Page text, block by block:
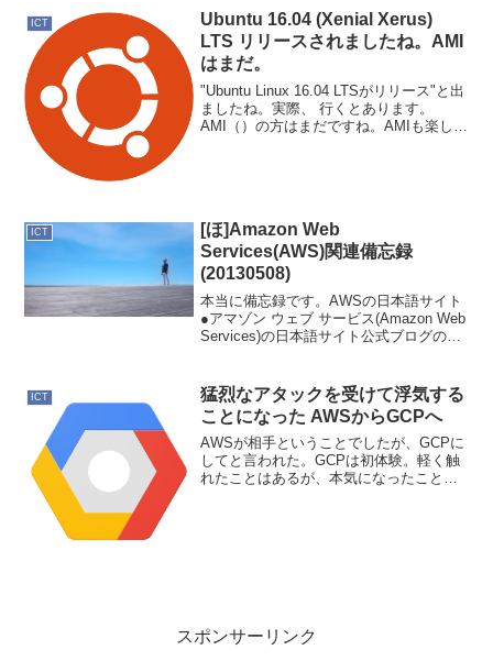
んとよっしーのブログはほぼ100%iPhone
で書かれて...
ICT
Ubuntu 16.04 (Xenial Xerus)
LTS リリースされましたね。AMI
はまだ。
"Ubuntu Linux 16.04 LTSがリリース"と出
ましたね。実際、 行くとあります。
AMI（）の方はまだですね。AMIも楽しみ
ICT
[ほ]Amazon Web
Services(AWS)関連備忘録
(20130508)
本当に備忘録です。AWSの日本語サイト
●アマゾン ウェブ サービス(Amazon Web
Services)の日本語サイト公式ブログの日
ICT
猛烈なアタックを受けて浮気する
ことになった AWSからGCPへ
AWSが相手ということでしたが、GCPに
してと言われた。GCPは初体験。軽く触
れたことはあるが、本気になったことは
スポンサーリンク